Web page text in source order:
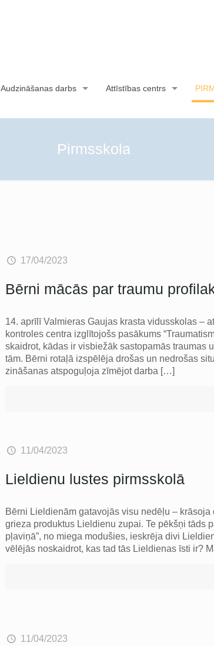
Audzināšanas darbs Attīstības centrs
Pirmsskola
17/04/2023
Bērni mācās par traumu
14. aprīlī Valmieras Gaujas krasta vidusskolas –
kontroles centra izglītojošs pasākums
skaidrot, kādas ir visbiežāk sastopamās traumas
tām. Bērni rotaļā izspēlēja drošas un nedrošas
zināšanas atspoguļoja zīmējot darba […]
11/04/2023
Lieldienu lustes pirmsskolā
Bērni Lieldienām gatavojās visu nedēļu –
grieza produktus Lieldienu zupai. Te pēkšņi tāds
pļaviņā”, no miega modušies, ieskrēja divi
vēlējās noskaidrot, kas tad tās Lieldienas īsti ir?
11/04/2023